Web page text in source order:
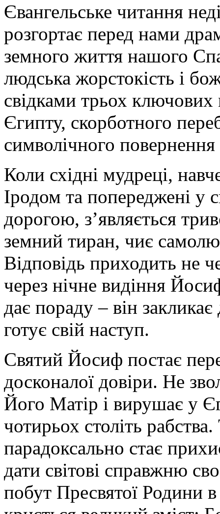
Євангельське читання
розгортає перед нами
земного життя нашого
людська жорстокість і
свідками трьох
Єгипту, скорботного
символічного
Коли східні мудреці,
Іродом та попереджені
дорогою, з’являється
земний тиран, чиє
Відповідь приходить не
через нічне видіння
дає пораду – він
готує свій наступ.
Святий Йосиф постає
досконалої довіри. Не
Його Матір і вирушає у
чотирьох століть
парадоксально стає
дати світові справжню
побут Пресвятої Родини